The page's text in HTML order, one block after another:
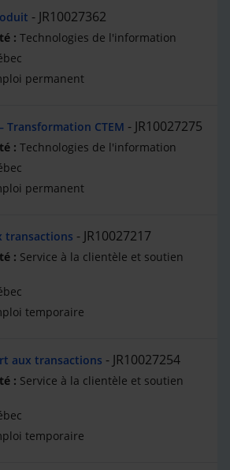
JR10027362
Technologies de l'information
permanent
Transformation CTEM JR10027275
Technologies de l'information
permanent
transactions JR10027217
Service à la clientèle et soutien
temporaire
aux transactions JR10027254
Service à la clientèle et soutien
temporaire